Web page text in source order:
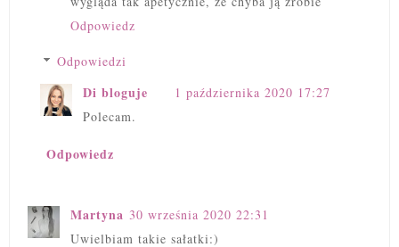
Odpowiedz
Odpowiedzi
Di bloguje
1 października 2020 17:27
Polecam.
Odpowiedz
Martyna 30 września 2020 22:31
Uwielbiam takie sałatki:)